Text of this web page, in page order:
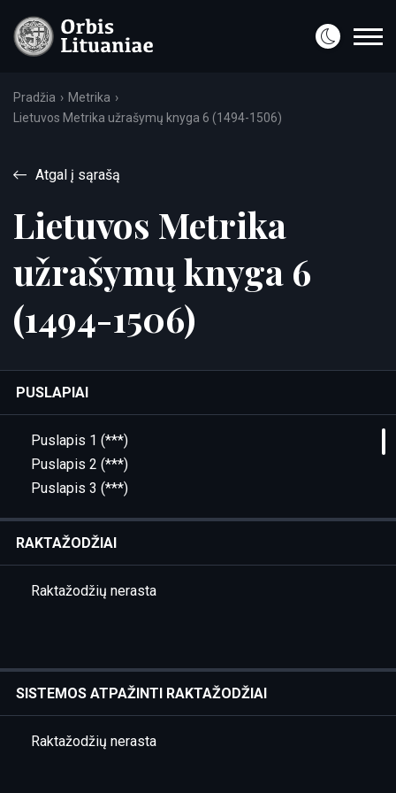
Pradžia
Metrika
Lietuvos Metrika užrašymų knyga 6 (1494-1506)
Atgal į sąrašą
Lietuvos Metrika
užrašymų knyga 6
(1494-1506)
PUSLAPIAI
Puslapis 1 (***)
Puslapis 2 (***)
Puslapis 3 (***)
Puslapis 5 (Crashina)
Puslapis 7 (***)
Puslapis 12 (Pratarmė)
Puslapis 14 (Preface)
RAKTAŽODŽIAI
Raktažodžių nerasta
SISTEMOS ATPAŽINTI RAKTAŽODŽIAI
Raktažodžių nerasta